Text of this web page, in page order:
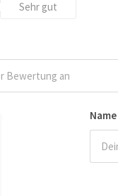
Name
Sehr gut